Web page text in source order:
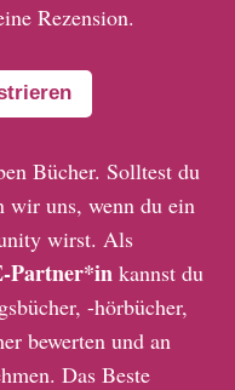
Rezension.
Bücher. Solltest du
wir uns, wenn du ein
wirst. Als
Partner*in kannst du
-hörbücher,
bewerten und an
Das Beste